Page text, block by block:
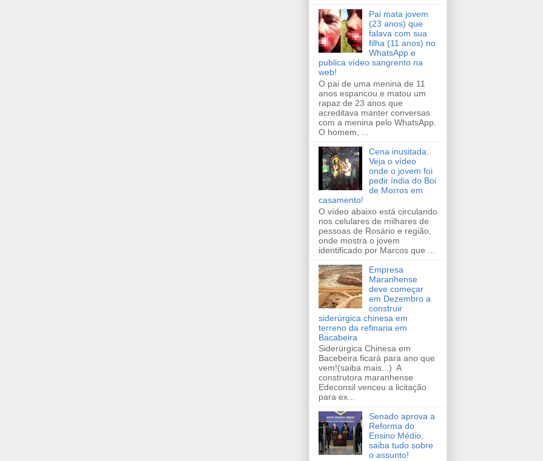
Pai mata jovem
(23 anos) que
falava com sua
filha (11 anos) no
WhatsApp e
publica vídeo sangrento na
web!
O pai de uma menina de 11
anos espancou e matou um
rapaz de 23 anos que
acreditava manter conversas
com a menina pelo WhatsApp.
O homem, ...
Cena inusitada:
Veja o vídeo
onde o jovem foi
pedir índia do Boi
de Morros em
casamento!
O vídeo abaixo está circulando
nos celulares de milhares de
pessoas de Rosário e região,
onde mostra o jovem
identificado por Marcos que ...
Empresa
Maranhense
deve começar
em Dezembro a
construir
siderúrgica chinesa em
terreno da refinaria em
Bacabeira
Siderúrgica Chinesa em
Bacebeira ficará para ano que
vem!(saiba mais...) A
construtora maranhense
Edeconsil venceu a licitação
para ex...
Senado aprova a
Reforma do
Ensino Médio,
saiba tudo sobre
o assunto!